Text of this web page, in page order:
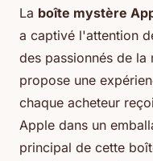
La boîte mystère
a captivé l'attention
des passionnés de la
propose une
chaque acheteur
Apple dans un
principal de cette